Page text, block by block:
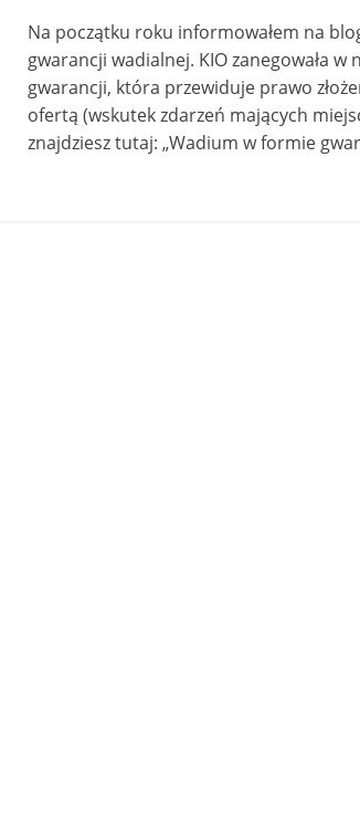
Na początku roku informowałem na
gwarancji wadialnej. KIO zanegowała
gwarancji, która przewiduje prawo
ofertą (wskutek zdarzeń mających
znajdziesz tutaj: „Wadium w formie